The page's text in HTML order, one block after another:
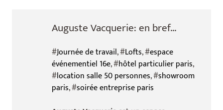
Auguste Vacquerie: en bref...
#Journée de travail, #Lofts, #espace
événementiel 16e, #hôtel particulier paris,
#location salle 50 personnes, #showroom
paris, #soirée entreprise paris